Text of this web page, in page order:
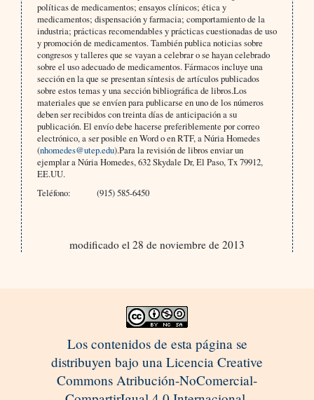
políticas de medicamentos; ensayos clínicos; ética y
medicamentos; dispensación y farmacia; comportamiento de la
industria; prácticas recomendables y prácticas cuestionadas de uso
y promoción de medicamentos. También publica noticias sobre
congresos y talleres que se vayan a celebrar o se hayan celebrado
sobre el uso adecuado de medicamentos. Fármacos incluye una
sección en la que se presentan síntesis de artículos publicados
sobre estos temas y una sección bibliográfica de libros.Los
materiales que se envíen para publicarse en uno de los números
deben ser recibidos con treinta días de anticipación a su
publicación. El envío debe hacerse preferiblemente por correo
electrónico, a ser posible en Word o en RTF, a Núria Homedes
(nhomedes@utep.edu).Para la revisión de libros enviar un
ejemplar a Núria Homedes, 632 Skydale Dr, El Paso, Tx 79912,
EE.UU.
Teléfono:
(915) 585-6450
modificado el 28 de noviembre de 2013
Los contenidos de esta página se
distribuyen bajo una Licencia Creative
Commons Atribución-NoComercial-